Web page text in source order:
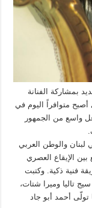
بمشاركة الفنانة
أصبح متوافراً اليوم في
واسع من الجمهور
لبنان والوطن العربي
الإيقاع العصري
فنية ذكية. وكتبت
تاليا وميرا شتات،
تولّى أحمد أبو جاد